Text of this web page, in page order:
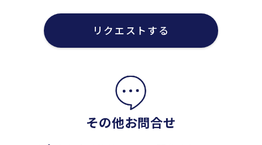
リクエストする
その他お問合せ